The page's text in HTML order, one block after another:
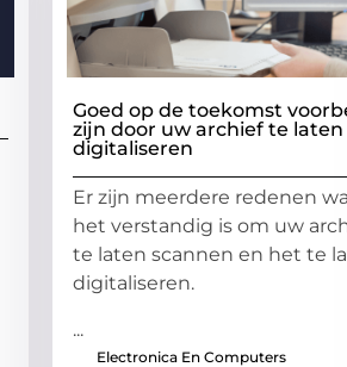
Goed op de toekomst
zijn door uw archief te laten
digitaliseren
Er zijn meerdere redenen
het verstandig is om uw
te laten scannen en het te
digitaliseren.
...
Electronica En Computers